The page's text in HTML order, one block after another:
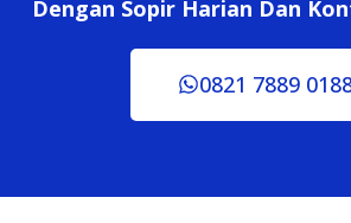
Dengan Sopir Harian Dan
0821 7889